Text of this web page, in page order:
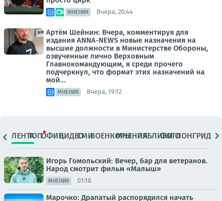
МНЕНИЯ Вчера, 20:44
Артём Шейнин: Вчера, комментируя для
издания ANNA-NEWS новые назначения на
высшие должности в Министерстве Обороны,
озвученные лично Верховным
Главнокомандующим, я среди прочего
подчеркнул, что формат этих назначений на
мой...
МНЕНИЯ Вчера, 19:12
ЛЕНТАТОПОФИЦ.ВИДЕОСМИВОЕНКОРЫМНЕНИЯПАБЛИКИ
ФОТОЛОНГРИДЫ
Игорь Гомольский: Вечер, бар для ветеранов.
Народ смотрит фильм «Малыш»
МНЕНИЯ 01:18
Марочко: Драпатый распорядился начать